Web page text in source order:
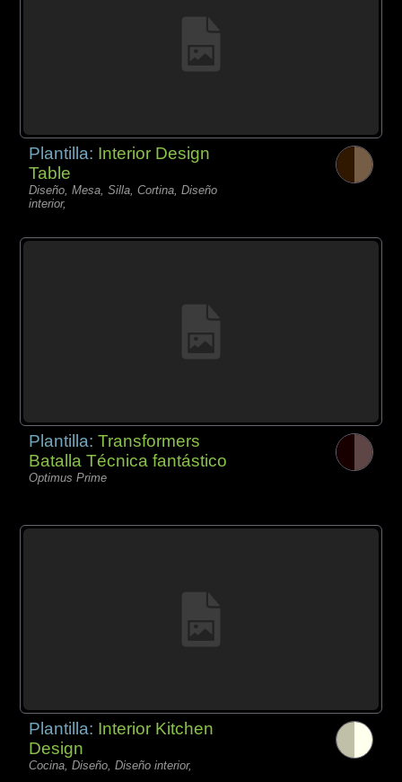
Plantilla: Interior Design
Table
Diseño, Mesa, Silla, Cortina, Diseño
interior,
Plantilla:Transformers
Batalla Técnica fantástico
Optimus Prime
Plantilla: Interior Kitchen
Design
Cocina, Diseño, Diseño interior,